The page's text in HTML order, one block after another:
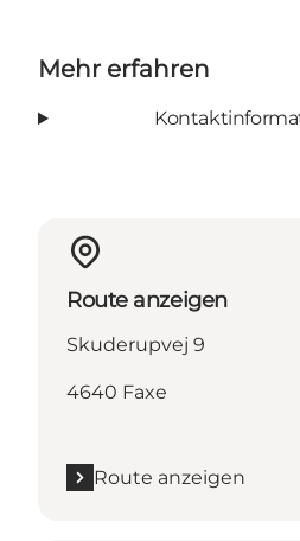
Mehr erfahren
Route anzeigen
Skuderupvej 9
4640 Faxe
Route anzeigen